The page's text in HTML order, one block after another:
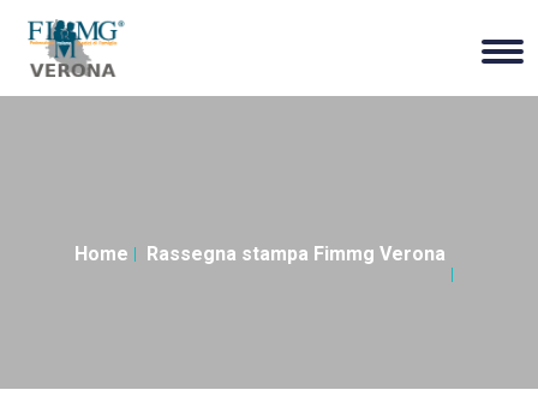
Home Rassegna stampa Fimmg Verona